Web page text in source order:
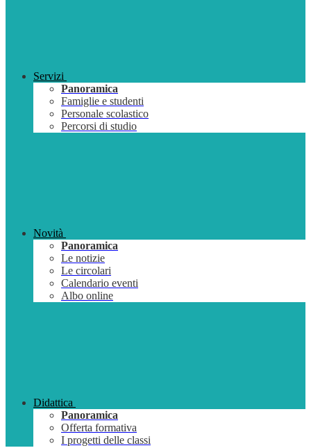
Servizi
Panoramica
Famiglie e studenti
Personale scolastico
Percorsi di studio
Novità
Panoramica
Le notizie
Le circolari
Calendario eventi
Albo online
Didattica
Panoramica
Offerta formativa
I progetti delle classi